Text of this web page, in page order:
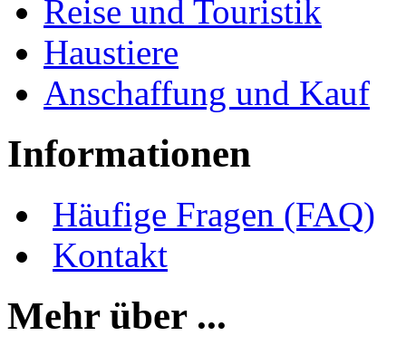
Reise und Touristik
Haustiere
Anschaffung und Kauf
Informationen
Häufige Fragen (FAQ)
Kontakt
Mehr über ...